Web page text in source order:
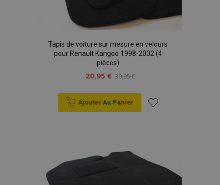
Tapis de voiture sur mesure en velours
pour Renault Kangoo 1998-2002 (4
pièces)
20,95 € 30,95 €
Ajouter Au Panier
liste
d'achats